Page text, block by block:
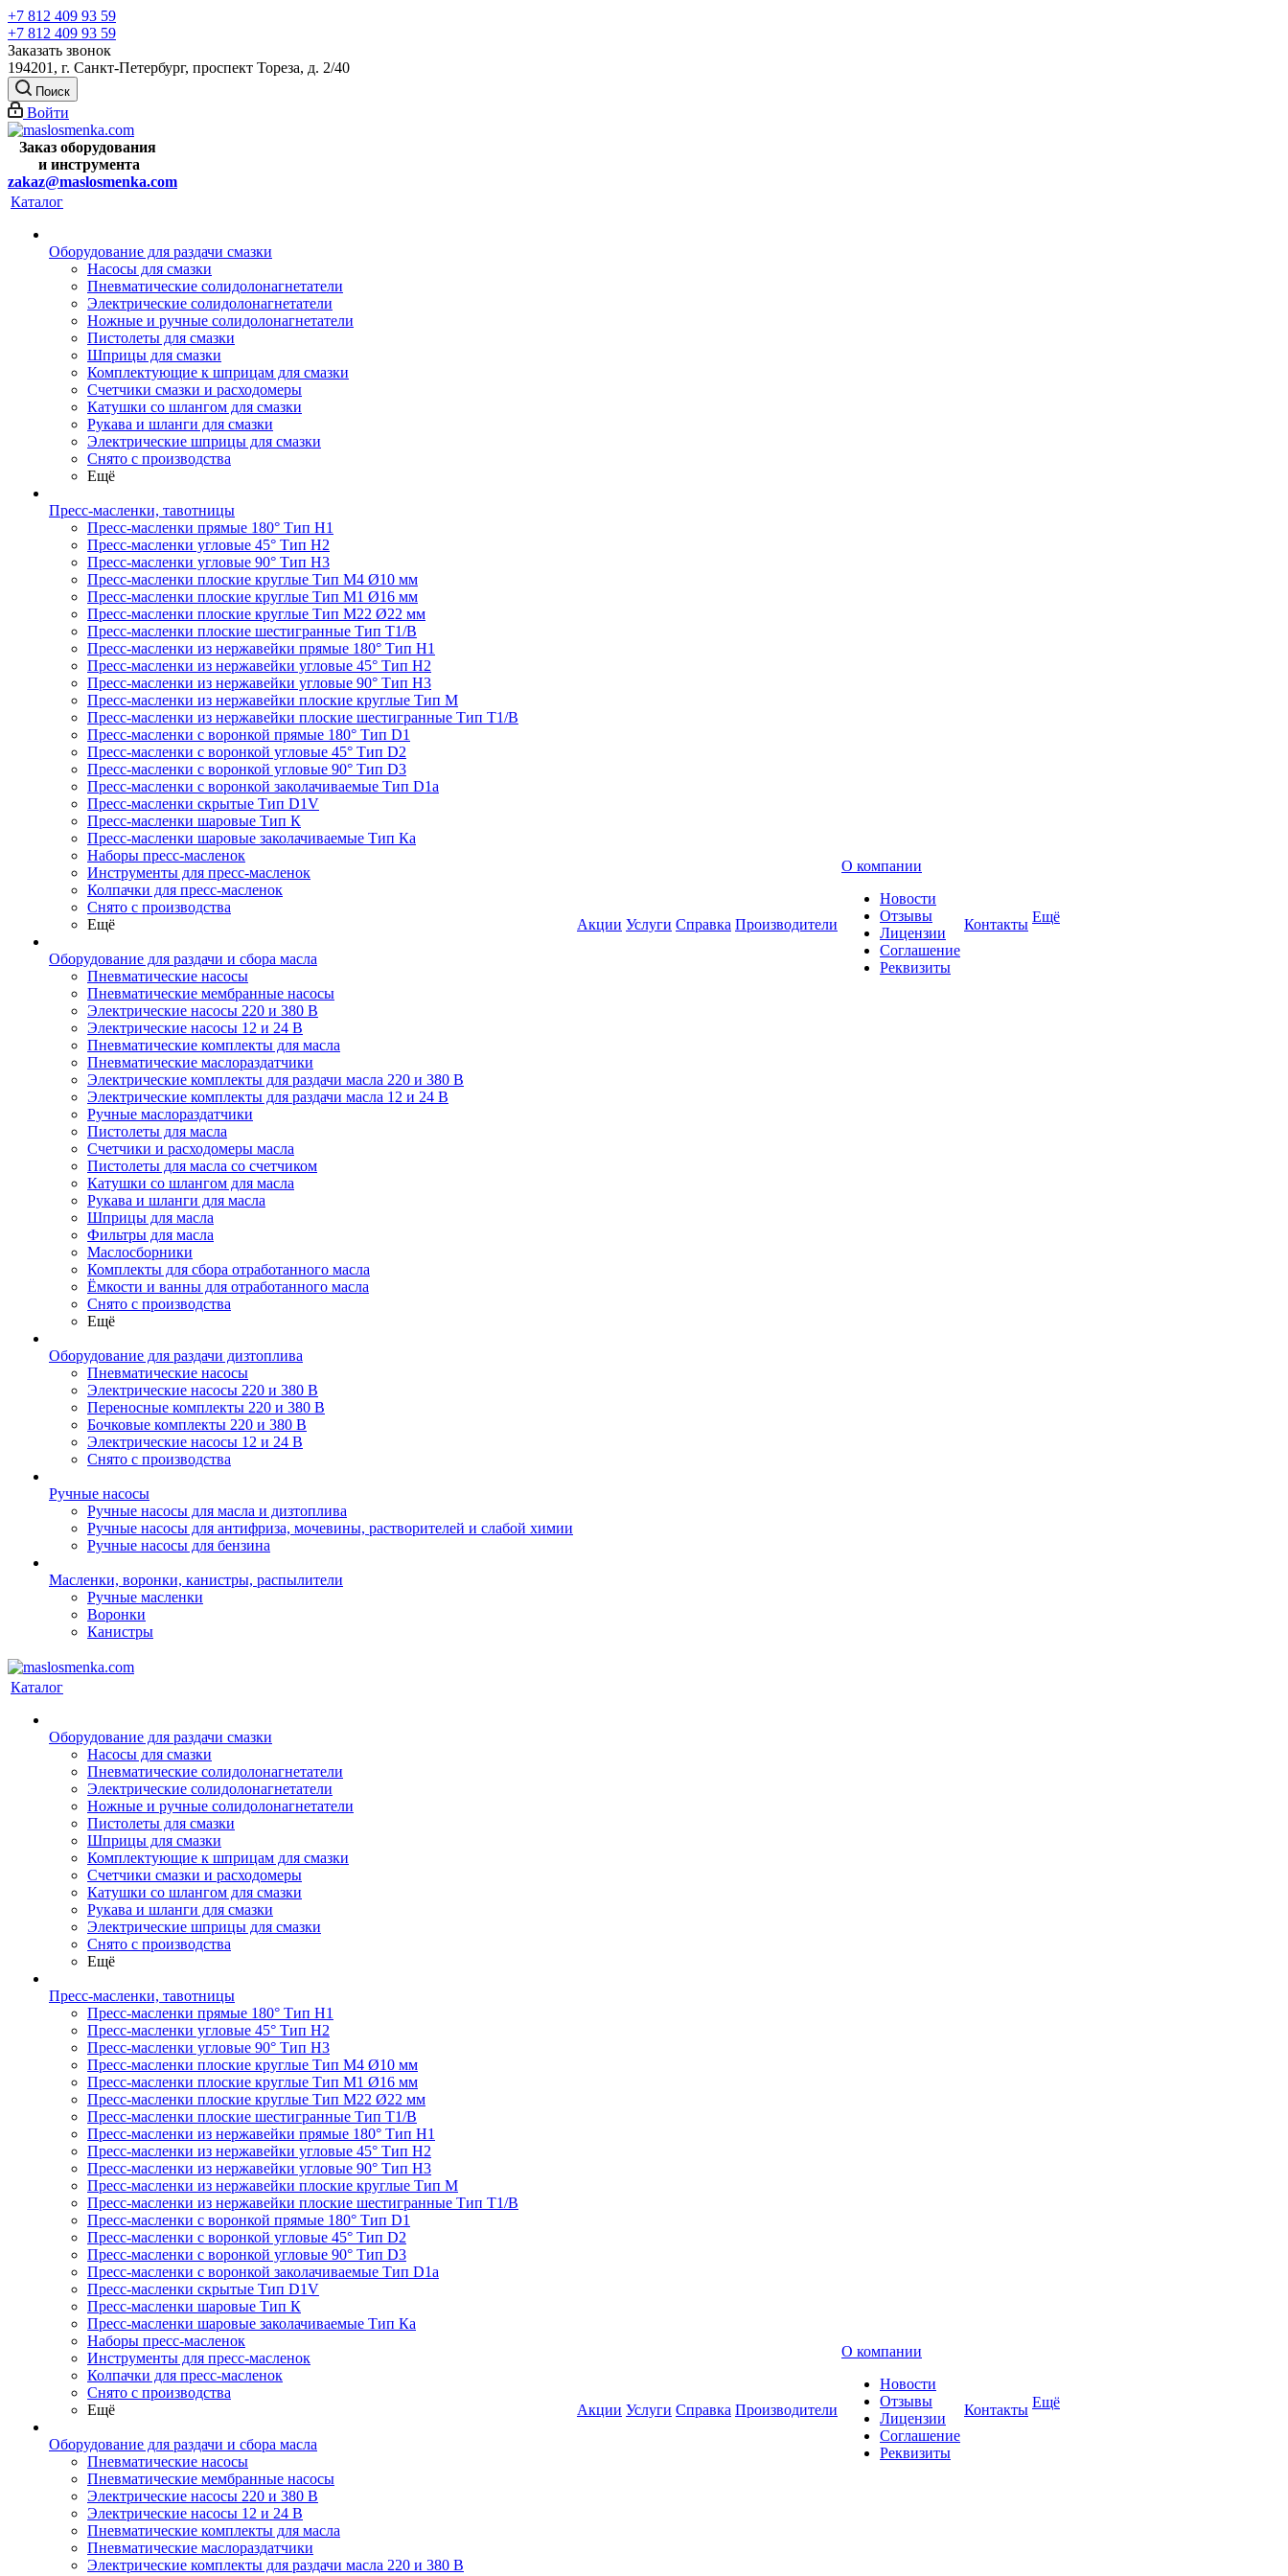
+7 812 409 93 59
+7 812 409 93 59
Заказать звонок
194201, г. Санкт-Петербург, проспект Тореза, д. 2/40
Поиск
Войти
Заказ оборудования
и инструмента
zakaz@maslosmenka.com
Каталог
Оборудование для раздачи смазки
Насосы для смазки
Пневматические солидолонагнетатели
Электрические солидолонагнетатели
Ножные и ручные солидолонагнетатели
Пистолеты для смазки
Шприцы для смазки
Комплектующие к шприцам для смазки
Счетчики смазки и расходомеры
Катушки со шлангом для смазки
Рукава и шланги для смазки
Электрические шприцы для смазки
Снято с производства
Ещё
Пресс-масленки, тавотницы
Пресс-масленки прямые 180° Тип H1
Пресс-масленки угловые 45° Тип H2
Пресс-масленки угловые 90° Тип H3
Пресс-масленки плоские круглые Тип M4 Ø10 мм
Пресс-масленки плоские круглые Тип M1 Ø16 мм
Пресс-масленки плоские круглые Тип M22 Ø22 мм
Пресс-масленки плоские шестигранные Тип T1/B
Пресс-масленки из нержавейки прямые 180° Тип H1
Пресс-масленки из нержавейки угловые 45° Тип H2
Пресс-масленки из нержавейки угловые 90° Тип H3
Пресс-масленки из нержавейки плоские круглые Тип M
Пресс-масленки из нержавейки плоские шестигранные Тип T1/B
Пресс-масленки с воронкой прямые 180° Тип D1
Пресс-масленки с воронкой угловые 45° Тип D2
Пресс-масленки с воронкой угловые 90° Тип D3
Пресс-масленки с воронкой заколачиваемые Тип D1a
Пресс-масленки скрытые Тип D1V
Пресс-масленки шаровые Тип К
Пресс-масленки шаровые заколачиваемые Тип Кa
Наборы пресс-масленок
Инструменты для пресс-масленок
Колпачки для пресс-масленок
Снято с производства
Ещё
Оборудование для раздачи и сбора масла
Пневматические насосы
Пневматические мембранные насосы
Электрические насосы 220 и 380 В
Электрические насосы 12 и 24 В
Пневматические комплекты для масла
Пневматические маслораздатчики
Электрические комплекты для раздачи масла 220 и 380 В
Электрические комплекты для раздачи масла 12 и 24 В
Ручные маслораздатчики
Пистолеты для масла
Счетчики и расходомеры масла
Пистолеты для масла со счетчиком
Катушки со шлангом для масла
Рукава и шланги для масла
Шприцы для масла
Фильтры для масла
Маслосборники
Комплекты для сбора отработанного масла
Ёмкости и ванны для отработанного масла
Снято с производства
Ещё
Оборудование для раздачи дизтоплива
Пневматические насосы
Электрические насосы 220 и 380 В
Переносные комплекты 220 и 380 В
Бочковые комплекты 220 и 380 В
Электрические насосы 12 и 24 В
Снято с производства
Ручные насосы
Ручные насосы для масла и дизтоплива
Ручные насосы для антифриза, мочевины, растворителей и слабой химии
Ручные насосы для бензина
Масленки, воронки, канистры, распылители
Ручные масленки
Воронки
Канистры
Акции Услуги Справка Производители
О компании
Новости
Отзывы
Лицензии
Соглашение
Реквизиты
Контакты Ещё
Каталог
Оборудование для раздачи смазки
Насосы для смазки
Пневматические солидолонагнетатели
Электрические солидолонагнетатели
Ножные и ручные солидолонагнетатели
Пистолеты для смазки
Шприцы для смазки
Комплектующие к шприцам для смазки
Счетчики смазки и расходомеры
Катушки со шлангом для смазки
Рукава и шланги для смазки
Электрические шприцы для смазки
Снято с производства
Ещё
Пресс-масленки, тавотницы
Пресс-масленки прямые 180° Тип H1
Пресс-масленки угловые 45° Тип H2
Пресс-масленки угловые 90° Тип H3
Пресс-масленки плоские круглые Тип M4 Ø10 мм
Пресс-масленки плоские круглые Тип M1 Ø16 мм
Пресс-масленки плоские круглые Тип M22 Ø22 мм
Пресс-масленки плоские шестигранные Тип T1/B
Пресс-масленки из нержавейки прямые 180° Тип H1
Пресс-масленки из нержавейки угловые 45° Тип H2
Пресс-масленки из нержавейки угловые 90° Тип H3
Пресс-масленки из нержавейки плоские круглые Тип M
Пресс-масленки из нержавейки плоские шестигранные Тип T1/B
Пресс-масленки с воронкой прямые 180° Тип D1
Пресс-масленки с воронкой угловые 45° Тип D2
Пресс-масленки с воронкой угловые 90° Тип D3
Пресс-масленки с воронкой заколачиваемые Тип D1a
Пресс-масленки скрытые Тип D1V
Пресс-масленки шаровые Тип К
Пресс-масленки шаровые заколачиваемые Тип Кa
Наборы пресс-масленок
Инструменты для пресс-масленок
Колпачки для пресс-масленок
Снято с производства
Ещё
Оборудование для раздачи и сбора масла
Пневматические насосы
Пневматические мембранные насосы
Электрические насосы 220 и 380 В
Электрические насосы 12 и 24 В
Пневматические комплекты для масла
Пневматические маслораздатчики
Электрические комплекты для раздачи масла 220 и 380 В
Акции Услуги Справка Производители
О компании
Новости
Отзывы
Лицензии
Соглашение
Реквизиты
Контакты Ещё